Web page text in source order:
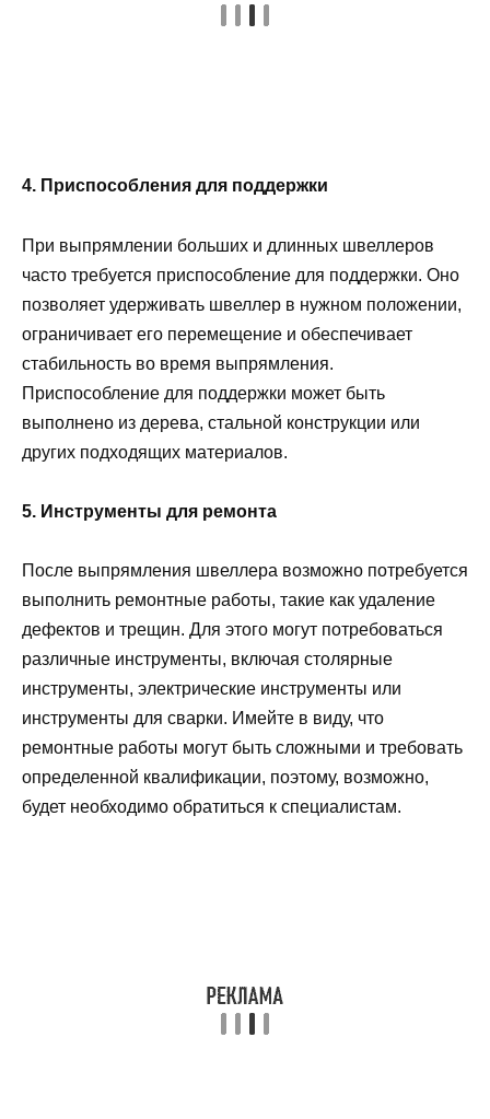
4. Приспособления для поддержки
При выпрямлении больших и длинных швеллеров
часто требуется приспособление для поддержки. Оно
позволяет удерживать швеллер в нужном положении,
ограничивает его перемещение и обеспечивает
стабильность во время выпрямления.
Приспособление для поддержки может быть
выполнено из дерева, стальной конструкции или
других подходящих материалов.
5. Инструменты для ремонта
После выпрямления швеллера возможно потребуется
выполнить ремонтные работы, такие как удаление
дефектов и трещин. Для этого могут потребоваться
различные инструменты, включая столярные
инструменты, электрические инструменты или
инструменты для сварки. Имейте в виду, что
ремонтные работы могут быть сложными и требовать
определенной квалификации, поэтому, возможно,
будет необходимо обратиться к специалистам.